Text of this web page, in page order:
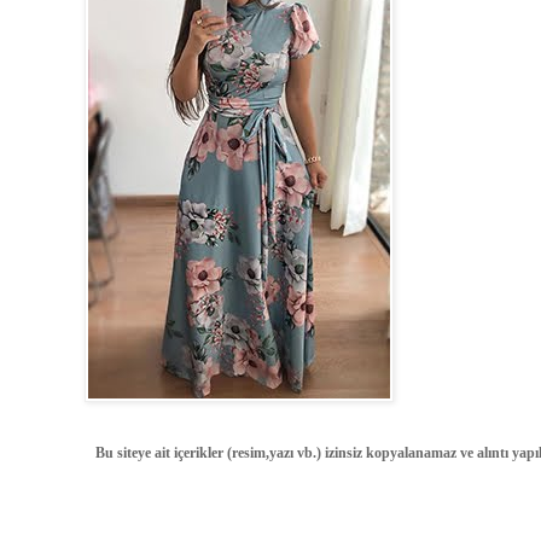
Bu siteye ait içerikler (resim,yazı vb.) izinsiz kopyalanamaz ve alıntı